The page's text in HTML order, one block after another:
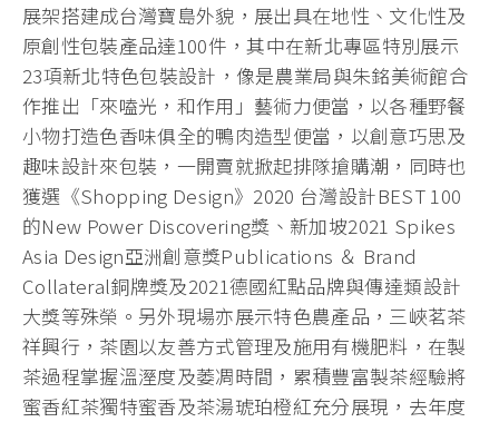
展架搭建成台灣寶島外貌，展出具在地性、文化性及
原創性包裝產品達100件，其中在新北專區特別展示
23項新北特色包裝設計，像是農業局與朱銘美術館合
作推出「來嗑光，和作用」藝術力便當，以各種野餐
小物打造色香味俱全的鴨肉造型便當，以創意巧思及
趣味設計來包裝，一開賣就掀起排隊搶購潮，同時也
獲選《Shopping Design》2020 台灣設計BEST 100
的New Power Discovering獎、新加坡2021 Spikes
Asia Design亞洲創意獎Publications ＆ Brand
Collateral銅牌獎及2021德國紅點品牌與傳達類設計
大獎等殊榮。另外現場亦展示特色農產品，三峽茗茶
祥興行，茶園以友善方式管理及施用有機肥料，在製
茶過程掌握溫溼度及萎凋時間，累積豐富製茶經驗將
蜜香紅茶獨特蜜香及茶湯琥珀橙紅充分展現，去年度